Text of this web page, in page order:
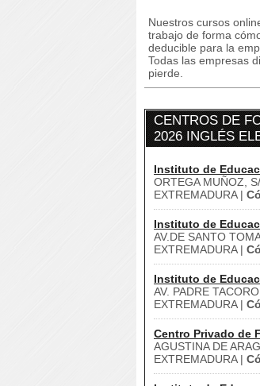
Nuestros cursos
trabajo de forma
deducible para la
Todas las empresas
pierde.
CENTROS DE
2026 INGLÉS
Instituto de
ORTEGA MUÑOZ,
EXTREMADURA |
Instituto de
AV.DE SANTO
EXTREMADURA |
Instituto de
AV. PADRE
EXTREMADURA |
Centro Privado de
AGUSTINA DE
EXTREMADURA |